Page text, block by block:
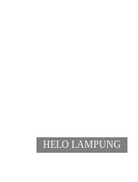
HELO LAMPUNG